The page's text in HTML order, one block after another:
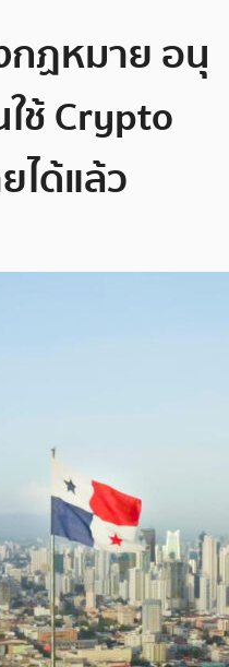
กฏหมาย อนุ
ช้ Crypto
ได้แล้ว